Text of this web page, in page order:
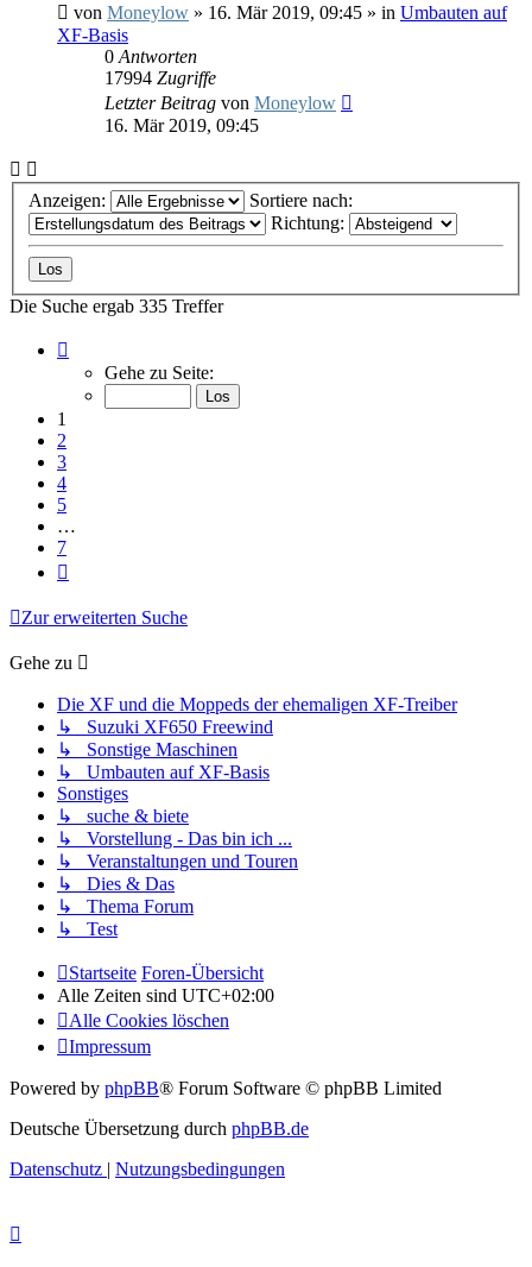
von Moneylow » 16. Mär 2019, 09:45 » in Umbauten auf
XF-Basis
0 Antworten
17994 Zugriffe
Letzter Beitrag von Moneylow
16. Mär 2019, 09:45
Anzeigen:
Sortiere nach:
Richtung:
Die Suche ergab 335 Treffer
von
Gehe zu Seite:
1
2
3
4
5
…
7
Zur erweiterten Suche
Gehe zu
Die XF und die Moppeds der ehemaligen XF-Treiber
↳ Suzuki XF650 Freewind
↳ Sonstige Maschinen
↳ Umbauten auf XF-Basis
Sonstiges
↳ suche & biete
↳ Vorstellung - Das bin ich ...
↳ Veranstaltungen und Touren
↳ Dies & Das
↳ Thema Forum
↳ Test
Startseite Foren-Übersicht
Alle Zeiten sind UTC+02:00
Alle Cookies löschen
Impressum
Powered by phpBB® Forum Software © phpBB Limited
Deutsche Übersetzung durch phpBB.de
Datenschutz
Nutzungsbedingungen